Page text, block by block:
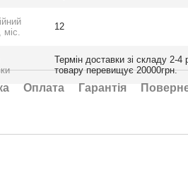
міс.
12
Термін доставки зі складу 2-
товару перевищує 20000грн.
Оплата Гарантія